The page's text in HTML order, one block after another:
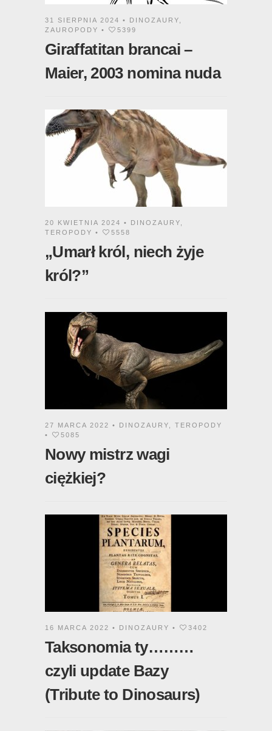
31 SIERPNIA 2024 • DINOZAURY
ZAUROPODY • 5399
Giraffatitan brancai –
Maier, 2003 nomina nuda
20 KWIETNIA 2024 • DINOZAURY
TEROPODY • 5558
„Umarł król, niech żyje
król?”
27 MARCA 2022 • DINOZAURY
TEROPODY
•
5085
Nowy mistrz wagi
ciężkiej?
16 MARCA 2022 • DINOZAURY • 3402
Taksonomia ty………
czyli update Bazy
(Tribute to Dinosaurs)